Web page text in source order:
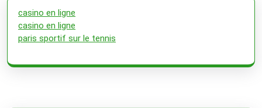
casino en ligne
casino en ligne
paris sportif sur le tennis